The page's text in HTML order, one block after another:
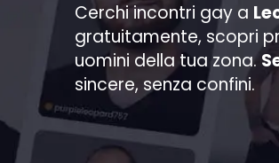
Cerchi incontri gay a
gratuitamente, scopri
uomini della tua zona.
sincere, senza confini.